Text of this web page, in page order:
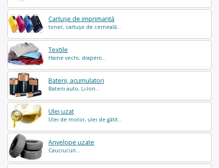
Cartușe de imprimantă
toner, cartușe de cerneală...
Textile
Haine vechi, draperii...
Baterii, acumulatori
Baterii auto, Li-Ion...
Ulei uzat
Ulei de motor, ulei de gătit...
Anvelope uzate
Cauciucuri...